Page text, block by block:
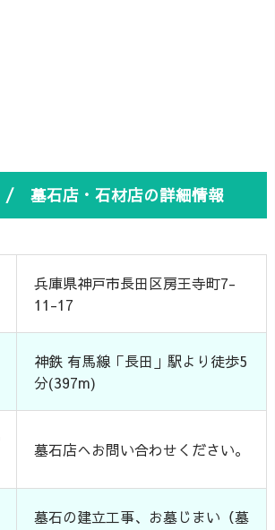
墓石店・石材店の詳細情報
兵庫県神戸市長田区房王寺町7-
11-17
神鉄 有馬線「長田」駅より徒歩5
分(397m)
墓石店へお問い合わせください。
墓石の建立工事、お墓じまい（墓